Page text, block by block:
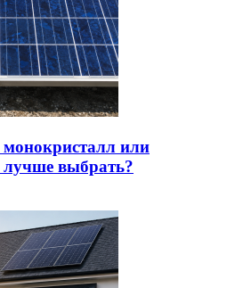
или
лучше выбрать?